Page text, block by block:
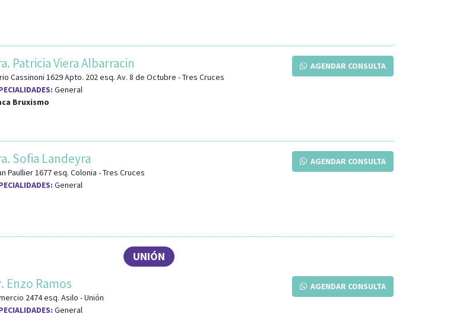
AGENDAR CONSULTA
Patricia Viera Albarracin
Cassinoni 1629 Apto. 202esq. Av. 8 de Octubre -Tres Cruces
General
Bruxismo
AGENDAR CONSULTA
Sofia Landeyra
Paullier 1677esq. Colonia -Tres Cruces
General
UNIÓN
AGENDAR CONSULTA
Enzo Ramos
2474esq. Asilo -Unión
General